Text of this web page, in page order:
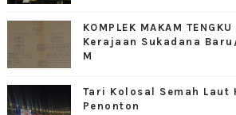
KOMPLEK MAKAM
Kerajaan Sukadana
M
Tari Kolosal Semah Laut
Penonton